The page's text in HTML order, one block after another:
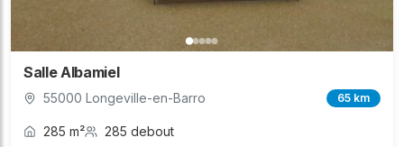
Salle Albamiel
55000 Longeville-en-Barro 65 km
285 m² 285 debout